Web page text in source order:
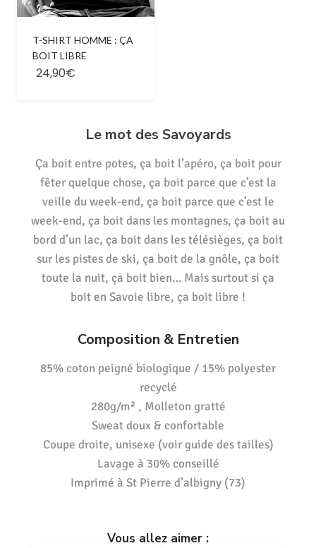
T-SHIRT HOMME : ÇA
BOIT LIBRE
24,90€
Le mot des Savoyards
Ça boit entre potes, ça boit l’apéro, ça boit pour
fêter quelque chose, ça boit parce que c’est la
veille du week-end, ça boit parce que c’est le
week-end, ça boit dans les montagnes, ça boit au
bord d’un lac, ça boit dans les télésièges, ça boit
sur les pistes de ski, ça boit de la gnôle, ça boit
toute la nuit, ça boit bien… Mais surtout si ça
boit en Savoie libre, ça boit libre !
Composition & Entretien
85% coton peigné biologique / 15% polyester
recyclé
280g/m² , Molleton gratté
Sweat doux & confortable
Coupe droite, unisexe (voir guide des tailles)
Lavage à 30% conseillé
Imprimé à St Pierre d’albigny (73)
Vous allez aimer :